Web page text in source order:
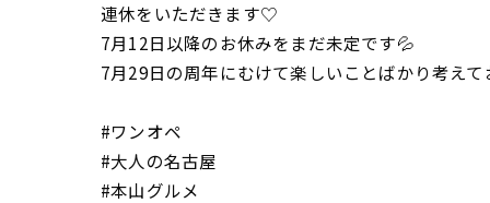
連休をいただきます♡
7月12日以降のお休みをまだ未定です💦
7月29日の周年にむけて楽しいことばかり考え
#ワンオペ
#大人の名古屋
#本山グルメ